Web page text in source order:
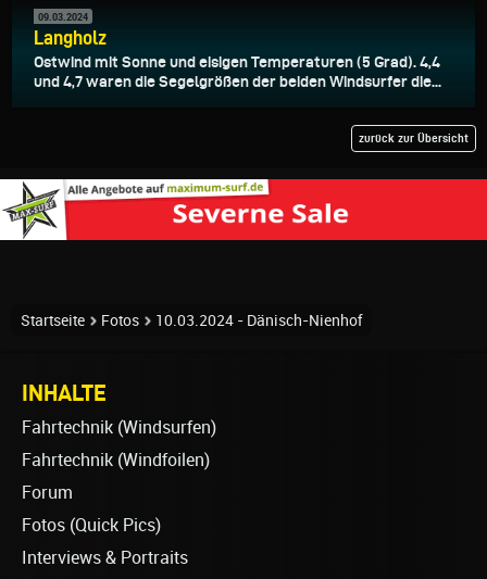
09.03.2024
Langholz
Ostwind mit Sonne und eisigen Temperaturen (5 Grad). 4,4
und 4,7 waren die Segelgrößen der beiden Windsurfer die...
zurück zur Übersicht
Startseite Fotos 10.03.2024 - Dänisch-Nienhof
INHALTE
Fahrtechnik (Windsurfen)
Fahrtechnik (Windfoilen)
Forum
Fotos (Quick Pics)
Interviews & Portraits